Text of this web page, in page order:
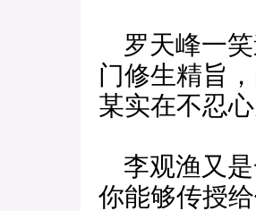
罗天峰一笑
门修生精旨
某实在不忍
李观渔又是
你能够传授